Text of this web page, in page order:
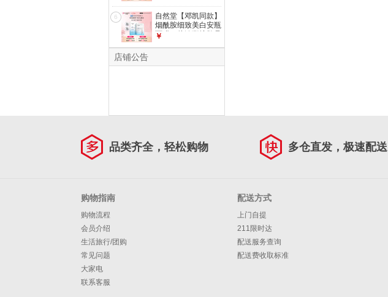
6
自然堂【邓凯同款】
烟酰胺细致美白安瓶
面膜*5片淡斑护肤品
￥
店铺公告
品类齐全，轻松购物 多仓直发，极速配送
购物指南
购物流程
会员介绍
生活旅行/团购
常见问题
大家电
联系客服
配送方式
上门自提
211限时达
配送服务查询
配送费收取标准